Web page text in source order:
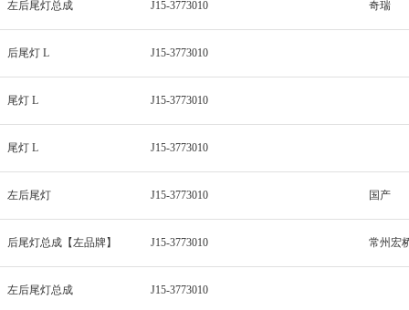
左后尾灯总成 J15-3773010 奇瑞
后尾灯 L J15-3773010
尾灯 L J15-3773010
尾灯 L J15-3773010
左后尾灯 J15-3773010 国产
后尾灯总成【左品牌】 J15-3773010 常州宏
左后尾灯总成 J15-3773010